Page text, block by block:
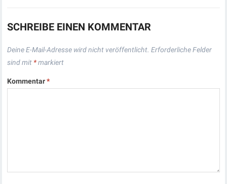
SCHREIBE EINEN KOMMENTAR
Deine E-Mail-Adresse wird nicht veröffentlicht. Erforderliche Felder
sind mit *markiert
Kommentar*